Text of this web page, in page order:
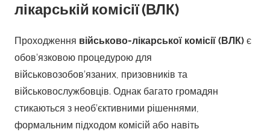
лікарській комісії (ВЛК)
Проходження військово-лікарської комісії (ВЛК) є
обов’язковою процедурою для
військовозобов’язаних, призовників та
військовослужбовців. Однак багато громадян
стикаються з необ’єктивними рішеннями,
формальним підходом комісій або навіть